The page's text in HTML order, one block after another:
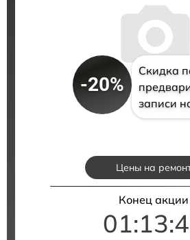
-20%
Скидка
записи
Цены на
Конец акции